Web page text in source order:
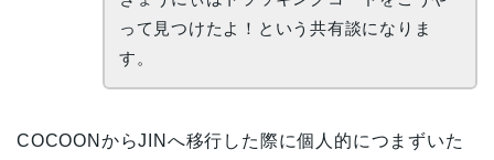
って見つけたよ！という共有談になりま
す。
COCOONからJINへ移行した際に個人的につまずいた